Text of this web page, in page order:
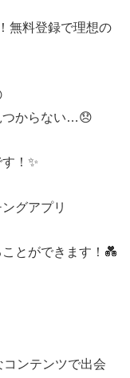
無料登録で理想の
つからない…😞
！✨
グアプリ
とができます！💑
ンテンツで出会